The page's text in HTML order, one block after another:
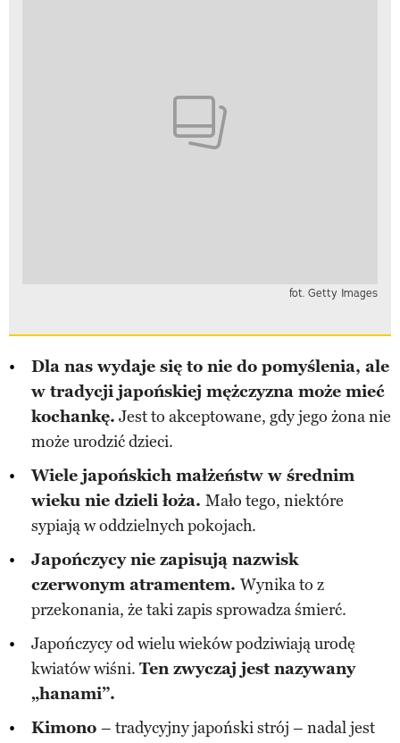
fot. Getty Images
Dla nas wydaje się to nie do pomyślenia, ale
w tradycji japońskiej mężczyzna może mieć
kochankę. Jest to akceptowane, gdy jego żona nie
może urodzić dzieci.
Wiele japońskich małżeństw w średnim
wieku nie dzieli łoża. Mało tego, niektóre
sypiają w oddzielnych pokojach.
Japończycy nie zapisują nazwisk
czerwonym atramentem. Wynika to z
przekonania, że taki zapis sprowadza śmierć.
Japończycy od wielu wieków podziwiają urodę
kwiatów wiśni. Ten zwyczaj jest nazywany
„hanami”.
Kimono – tradycyjny japoński strój – nadal jest